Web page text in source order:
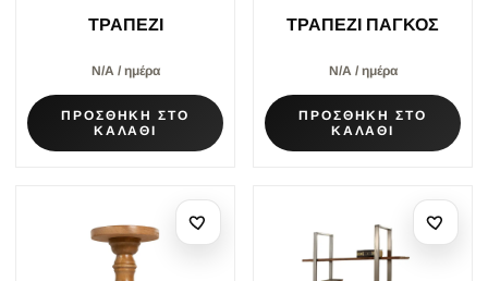
ΤΡΑΠΕΖΙ
Ν/Α / ημέρα
ΠΡΟΣΘΗΚΗ ΣΤΟ
ΚΑΛΑΘΙ
ΤΡΑΠΕΖΙ ΠΑΓΚΟΣ
Ν/Α / ημέρα
ΠΡΟΣΘΗΚΗ ΣΤΟ
ΚΑΛΑΘΙ